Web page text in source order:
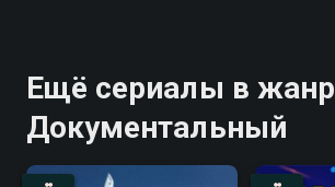
Ещё сериалы в
Документальный